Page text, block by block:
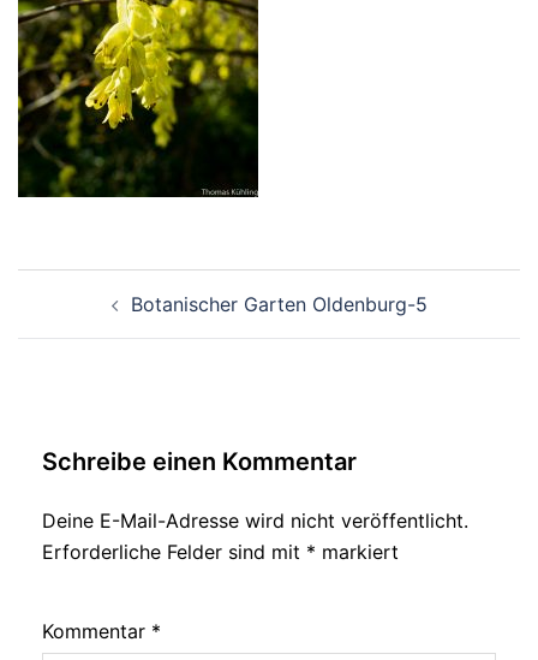
Botanischer Garten Oldenburg-5
Schreibe einen Kommentar
Deine E-Mail-Adresse wird nicht veröffentlicht.
Erforderliche Felder sind mit * markiert
Kommentar *